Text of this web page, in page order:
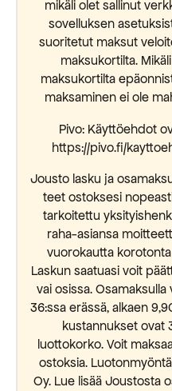
mikäli olet sallinut
sovelluksen
suoritetut maksut
maksukortilta.
maksukortilta
maksaminen ei ole
Pivo: Käyttöehdot
https://pivo.fi/
Jousto lasku ja
teet ostoksesi
tarkoitettu
raha-asiansa
vuorokautta
Laskun saatuasi voit
vai osissa.
36:ssa erässä, alkaen
kustannukset ovat
luottokorko. Voit
ostoksia.
Oy. Lue lisää Joustosta